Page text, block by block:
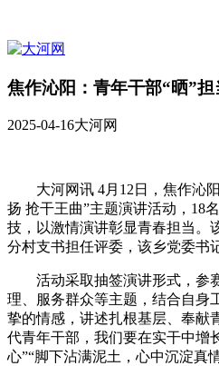
焦作沁阳：青年干部“晒”担
2025-04-16大河网
大河网讯 4月12日，焦作沁
扬 抢干王曲”主题演讲活动，18
技，以激情演讲彰显青春担当。
分村支书担任评委，该乡党委书
活动采取抽签演讲形式，参
理、服务群众等主题，结合自身
挚的情感，讲述扎根基层、奉献
代青年干部，我们要在实干中增
心”“脚下沾满泥土，心中沉淀